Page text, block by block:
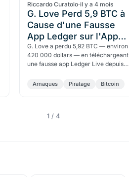
Riccardo Curatolo·il y a 4 mois
G. Love Perd 5,9 BTC à
Cause d'une Fausse
App Ledger sur l'App
Store Apple
G. Love a perdu 5,92 BTC — environ
420 000 dollars — en téléchargeant
une fausse app Ledger Live depuis
2026. ZachXBT a tracé les fonds
Arnaques Piratage Bitcoin
1 / 4